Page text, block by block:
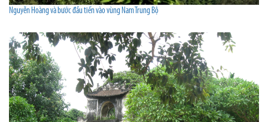
Nguyễn Hoàng và bước đầu tiến vào vùng Nam Trung Bộ